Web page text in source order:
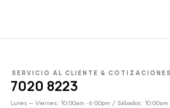
SERVICIO AL CLIENTE & COTIZACIONES
7020 8223
Lunes – Viernes: 10:00am - 6:00pm / Sábados: